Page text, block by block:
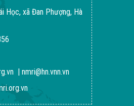
Học, xã Đan Phượng, Hà
nmri@hn.vnn.vn